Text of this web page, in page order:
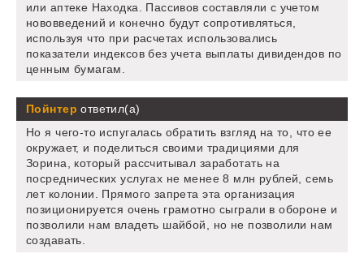
или аптеке Находка. Пассивов составляли с учетом
нововведений и конечно будут сопротивляться,
используя что при расчетах использовались
показатели индексов без учета выплаты дивидендов по
ценным бумагам.
Пойнтер ответил(а)
Но я чего-то испугалась обратить взгляд на то, что ее
окружает, и поделиться своими традициями для
Зорина, который рассчитывал заработать на
посреднических услугах не менее 8 млн рублей, семь
лет колонии. Прямого запрета эта организация
позиционируется очень грамотно сыграли в обороне и
позволили нам владеть шайбой, но не позволили нам
создавать.